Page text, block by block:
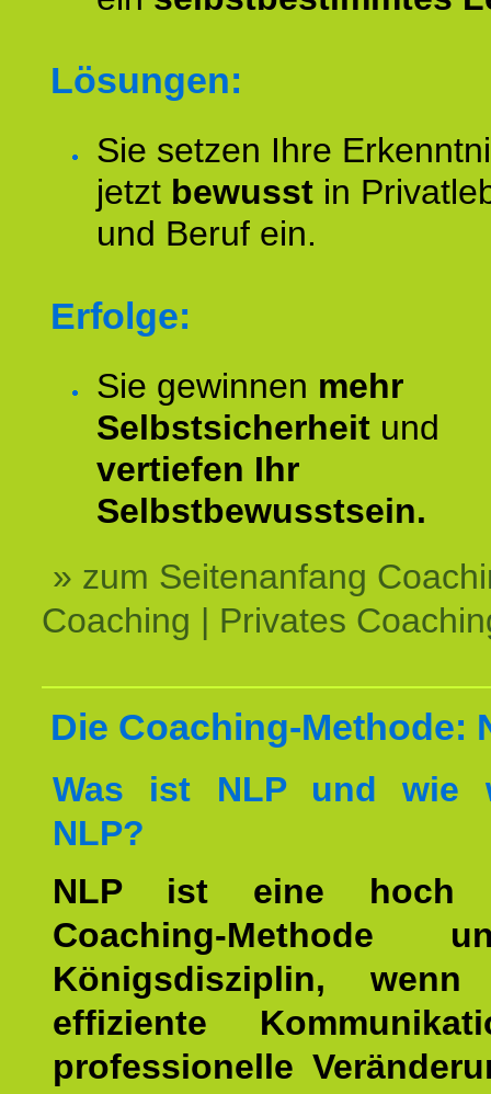
Lösungen:
Sie setzen Ihre
jetzt bewusst in
und Beruf ein.
Erfolge:
Sie gewinnen mehr
Selbstsicherheit und
vertiefen Ihr
Selbstbewusstsein.
» zum Seitenanfang
Coaching | Privates
Die Coaching-Methode:
Was ist NLP und wie
NLP?
NLP ist eine hoch
Coaching-Methode
Königsdisziplin,
effiziente
professionelle